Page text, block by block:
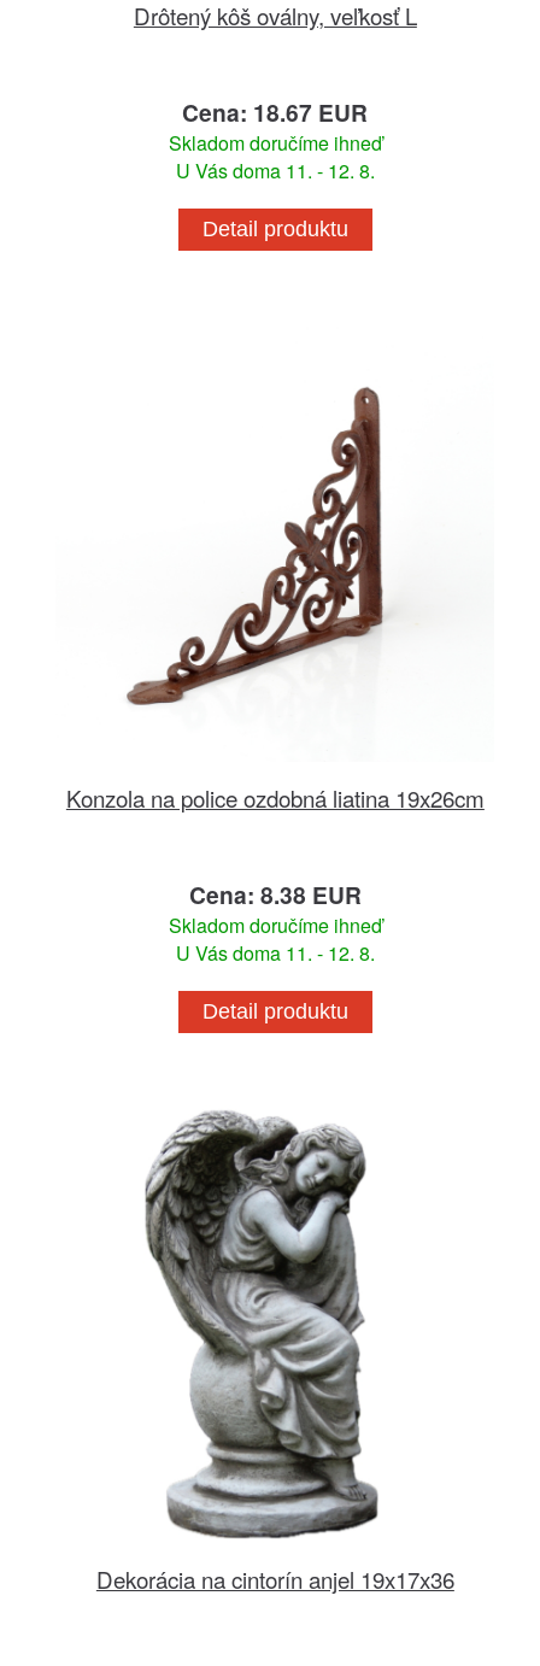
Drôtený kôš oválny, veľkosť L
Cena: 18.67 EUR
Skladom doručíme ihneď
U Vás doma 11. - 12. 8.
Detail produktu
Konzola na police ozdobná liatina 19x26cm
Cena: 8.38 EUR
Skladom doručíme ihneď
U Vás doma 11. - 12. 8.
Detail produktu
Dekorácia na cintorín anjel 19x17x36